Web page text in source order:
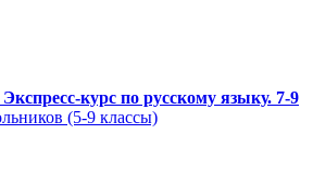
курс по русскому языку. 7-9
(5-9 классы)